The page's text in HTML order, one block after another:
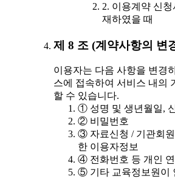
2. 이용계약 신청
재하였을 때
제 8 조 (계약사항의 변
이용자는 다음 사항을 변경
스에 접속하여 서비스 내의
할 수 있습니다.
① 성명 및 생년월일,
② 비밀번호
③ 자료신청 / 기관회
한 이용자정보
④ 전화번호 등 개인 연
⑤ 기타 교육정보원이